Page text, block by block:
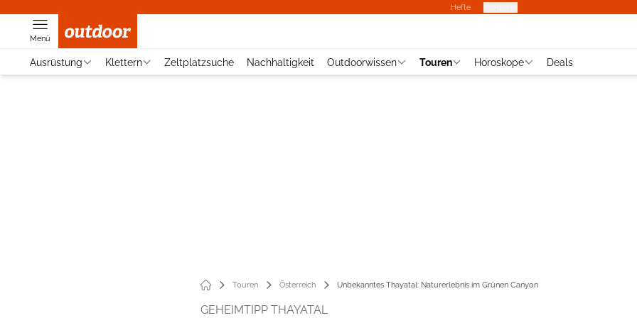
Hefte
Menü
Ausrüstung Klettern Zeltplatzsuche Nachhaltigkeit Outdoorwissen Touren Horoskope Deals
Touren Österreich Unbekanntes Thayatal: Naturerlebnis im Grünen Canyon
GEHEIMTIPP THAYATAL